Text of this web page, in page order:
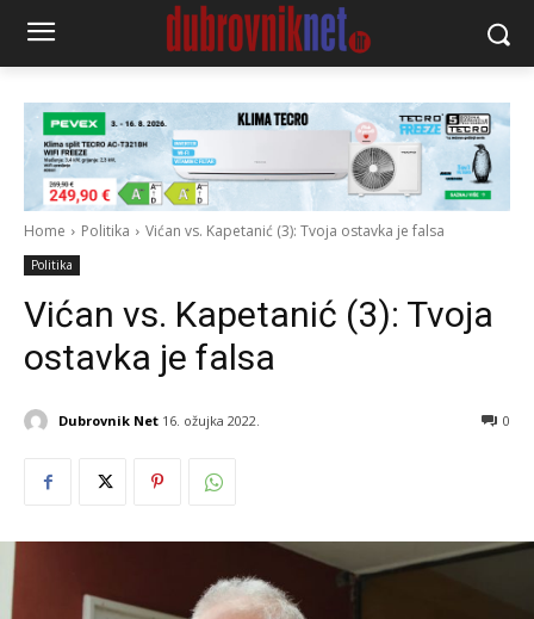
Home Politika Vićan vs. Kapetanić (3): Tvoja ostavka je falsa
Politika
Vićan vs. Kapetanić (3): Tvoja
ostavka je falsa
Dubrovnik Net 16. ožujka 2022. 0